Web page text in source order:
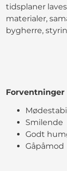
tidsplaner
materialer,
bygherre,
Forventninger
Smilende
Godt
Gåpåmod